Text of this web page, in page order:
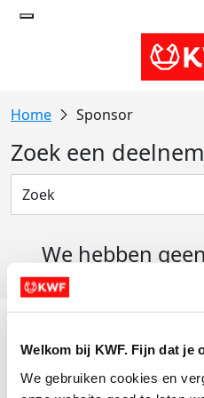
Welkom bij KWF. Fijn dat je
We gebruiken cookies en
Sponsor
Zoek een
We hebben
Actiematerialen
Evenementen